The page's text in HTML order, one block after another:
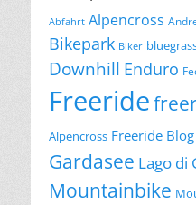
Abfahrt Alpencross
Bikepark Biker
Downhill Enduro
Freeride
Alpencross Freeride Blog
Gardasee Lago di
Mountainbike